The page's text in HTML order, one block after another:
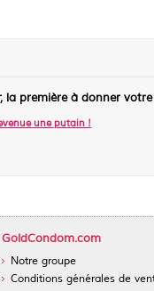
la première à donner
une putain !
GoldCondom.com
Notre groupe
Conditions générales de